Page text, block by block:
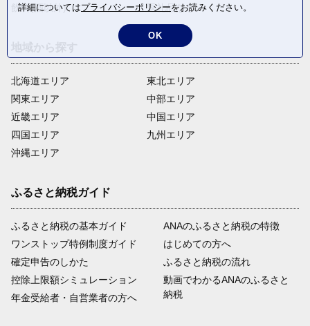
飲料(酒以外)
返礼品なし
北海道エリア
関東エリア
近畿エリア
四国エリア
沖縄エリア
東北エリア
中部エリア
中国エリア
九州エリア
ふるさと納税ガイド
ふるさと納税の基本ガイド
ワンストップ特例制度ガイド
確定申告のしかた
控除上限額シミュレーション
年金受給者・自営業者の方へ
ANAのふるさと納税の特徴
はじめての方へ
ふるさと納税の流れ
動画でわかるANAのふるさと
納税
詳細についてはプライバシーポリシーをお読みください。
OK